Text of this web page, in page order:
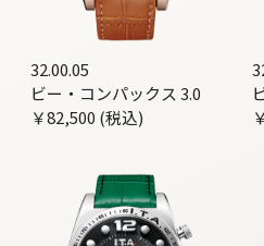
32.00.05
ビー・コンパックス 3.0
￥82,500 (税込)